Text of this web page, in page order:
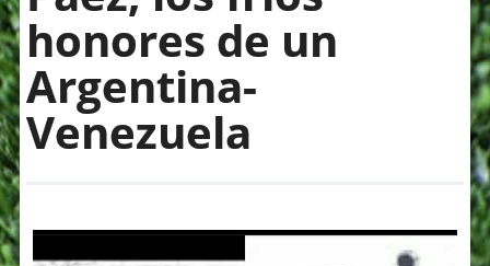
honores de un
Argentina-
Venezuela